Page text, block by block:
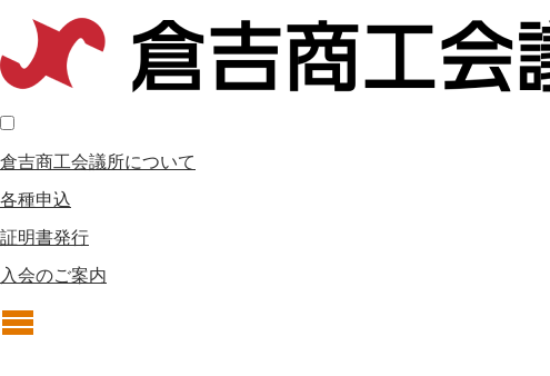
倉吉商工会議所について
各種申込
証明書発行
入会のご案内